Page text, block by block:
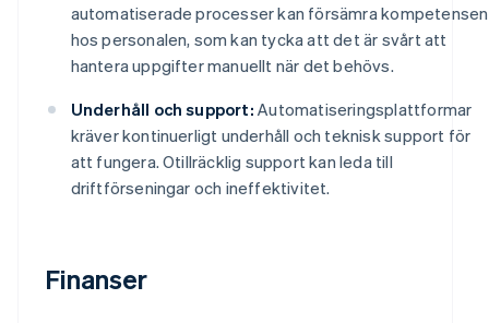
automatiserade processer kan försämra kompetensen
hos personalen, som kan tycka att det är svårt att
hantera uppgifter manuellt när det behövs.
Underhåll och support: Automatiseringsplattformar
kräver kontinuerligt underhåll och teknisk support för
att fungera. Otillräcklig support kan leda till
driftförseningar och ineffektivitet.
Finanser